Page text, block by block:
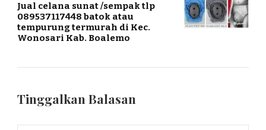
Jual celana sunat /sempak tlp
089537117448 batok atau
tempurung termurah di Kec.
Wonosari Kab. Boalemo
Tinggalkan Balasan